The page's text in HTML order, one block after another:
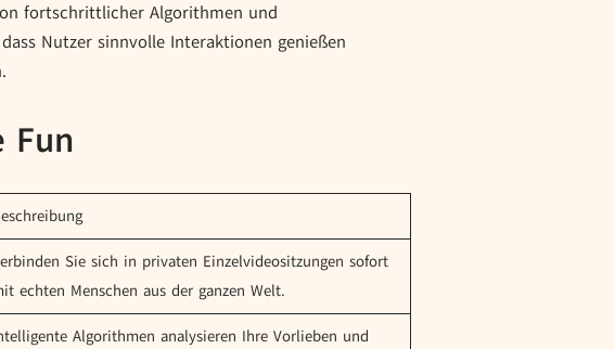
fortschrittlicher Algorithmen und
Nutzer sinnvolle Interaktionen genießen
Fun
Sie sich in privaten Einzelvideositzungen sofort
echten Menschen aus der ganzen Welt.
Algorithmen analysieren Ihre Vorlieben und